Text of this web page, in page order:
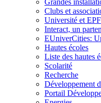
Clubs et
Université et EPF
Interact, un
EUniverCities:
Hautes écoles
Liste des hautes
Scolarité
Recherche
Développement
Portail